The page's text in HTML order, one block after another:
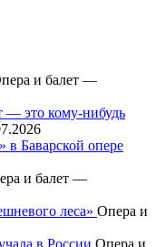
и балет —
— это кому-нибудь
в Баварской опере
и балет —
леса» Опера и